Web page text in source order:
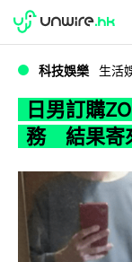
WWDC 2026
科技娛樂 生活
日男訂購
務 結果寄